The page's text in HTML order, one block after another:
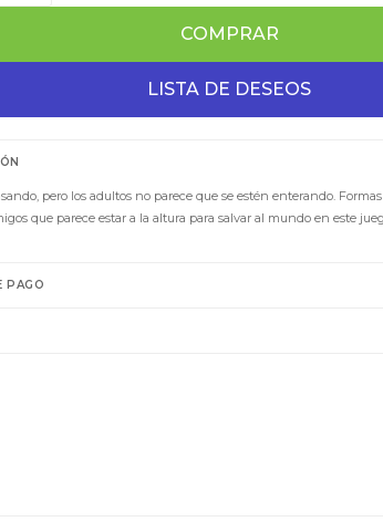
COMPRAR
pero los adultos no parece que se estén enterando.
que parece estar a la altura para salvar al mundo en este
PAGO